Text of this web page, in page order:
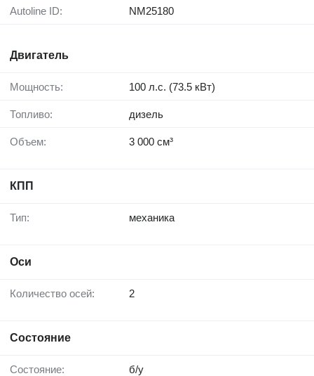
Autoline ID: NM25180
Двигатель
Мощность: 100 л.с. (73.5 кВт)
Топливо: дизель
Объем: 3 000 см³
КПП
Тип: механика
Оси
Количество осей: 2
Состояние
Состояние: б/у